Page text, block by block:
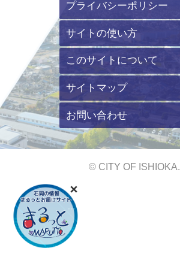
プライバシーポリシー
サイトの使い方
このサイトについて
サイトマップ
お問い合わせ
© CITY OF ISHIOKA.